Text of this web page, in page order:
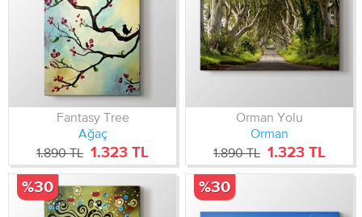
Fantasy Tree
Ağaç
1.890 TL 1.323 TL
Orman Yolu
Orman
1.890 TL 1.323 TL
%30 %30